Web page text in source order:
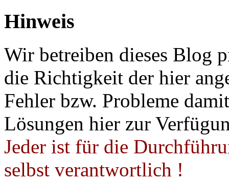
Hinweis
Wir betreiben dieses Blog
die Richtigkeit der hier
Fehler bzw. Probleme
Lösungen hier zur
Jeder ist für die
selbst verantwortlich !